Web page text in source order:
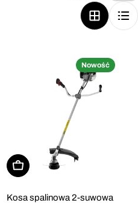
Nowość
Dodaj do koszyka
Kosa spalinowa 2-suwowa